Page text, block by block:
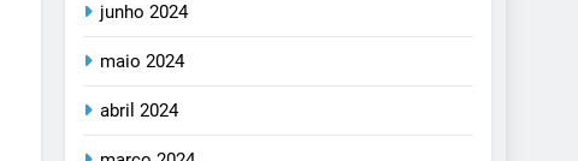
junho 2024
maio 2024
abril 2024